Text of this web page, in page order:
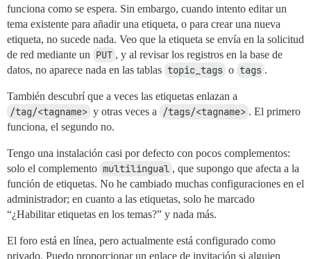
funciona como se espera. Sin embargo, cuando intento editar un
tema existente para añadir una etiqueta, o para crear una nueva
etiqueta, no sucede nada. Veo que la etiqueta se envía en la solicitud
de red mediante un PUT , y al revisar los registros en la base de
datos, no aparece nada en las tablas topic_tags o tags .
También descubrí que a veces las etiquetas enlazan a
/tag/<tagname> y otras veces a /tags/<tagname> . El primero
funciona, el segundo no.
Tengo una instalación casi por defecto con pocos complementos:
solo el complemento multilingual , que supongo que afecta a la
función de etiquetas. No he cambiado muchas configuraciones en el
administrador; en cuanto a las etiquetas, solo he marcado
“¿Habilitar etiquetas en los temas?” y nada más.
El foro está en línea, pero actualmente está configurado como
privado. Puedo proporcionar un enlace de invitación si alguien